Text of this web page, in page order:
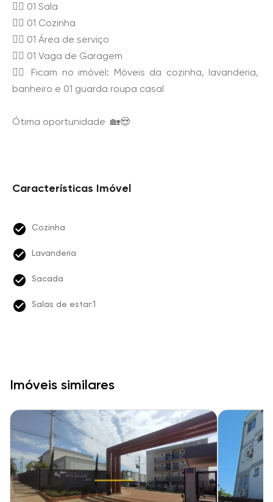
👉🏻 01 Sala
👉🏻 01 Cozinha
👉🏻 01 Área de serviço
👉🏻 01 Vaga de Garagem
👉🏻 Ficam no imóvel: Móveis da cozinha, lavanderia,
banheiro e 01 guarda roupa casal
Ótima oportunidade 🏡😍
Características Imóvel
Cozinha
Lavanderia
Sacada
Salas de estar:1
Imóveis similares